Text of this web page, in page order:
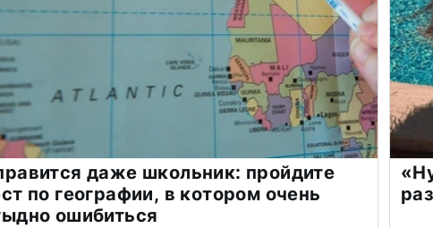
даже школьник: пройдите
по географии, в котором очень
ошибиться